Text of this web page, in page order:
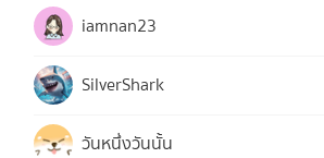
iamnan23
SilverShark
วันหนึ่งวันนั้น